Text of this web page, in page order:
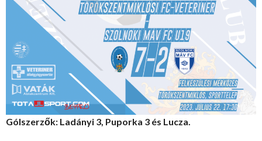
Gólszerzők: Ladányi 3, Puporka 3 és Lucza.